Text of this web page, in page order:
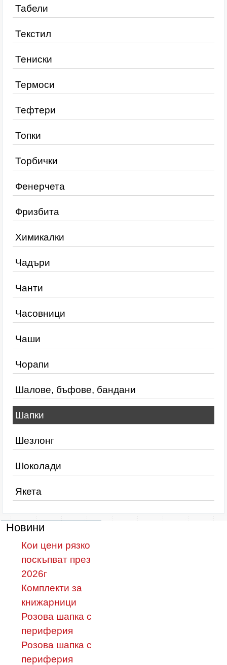
Табели
Текстил
Тениски
Термоси
Тефтери
Топки
Торбички
Фенерчета
Фризбита
Химикалки
Чадъри
Чанти
Часовници
Чаши
Чорапи
Шалове, бъфове, бандани
Шапки
Шезлонг
Шоколади
Якета
Новини
Кои цени рязко
поскъпват през
2026г
Комплекти за
книжарници
Розова шапка с
периферия
Розова шапка с
периферия